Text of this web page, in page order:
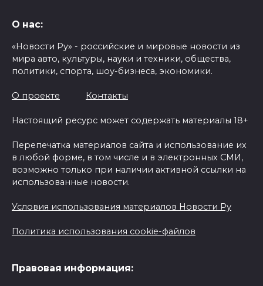
О нас:
«Новости Ру» - российские и мировые новости из
мира авто, культуры, науки и техники, общества,
политики, спорта, шоу-бизнеса, экономики.
О проекте Контакты
Настоящий ресурс может содержать материалы 18+
Перепечатка материалов сайта и использование их
в любой форме, в том числе и в электронных СМИ,
возможно только при наличии активной ссылки на
использованные новости.
Условия использования материалов Новости Ру
Политика использования cookie-файлов
Правовая информация: